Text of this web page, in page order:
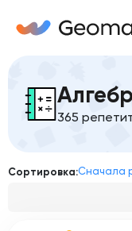
365
Сортировка:Сначала